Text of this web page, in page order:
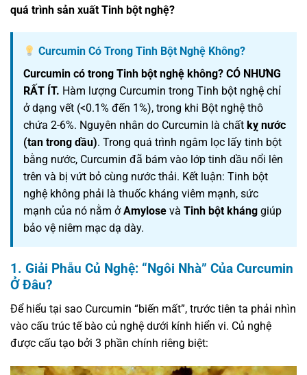
quá trình sản xuất Tinh bột nghệ?
Curcumin Có Trong Tinh Bột Nghệ Không?
Curcumin có trong Tinh bột nghệ không? CÓ NHƯNG
RẤT ÍT. Hàm lượng Curcumin trong Tinh bột nghệ chỉ
ở dạng vết (<0.1% đến 1%), trong khi Bột nghệ thô
chứa 2-6%. Nguyên nhân do Curcumin là chất kỵ nước
(tan trong dầu). Trong quá trình ngâm lọc lấy tinh bột
bằng nước, Curcumin đã bám vào lớp tinh dầu nổi lên
trên và bị vứt bỏ cùng nước thải. Kết luận: Tinh bột
nghệ không phải là thuốc kháng viêm mạnh, sức
mạnh của nó nằm ởAmylose và Tinh bột kháng giúp
bảo vệ niêm mạc dạ dày.
1. Giải Phẫu Củ Nghệ: “Ngôi Nhà” Của Curcumin
Ở Đâu?
Để hiểu tại sao Curcumin “biến mất”, trước tiên ta phải nhìn
vào cấu trúc tế bào củ nghệ dưới kính hiển vi. Củ nghệ
được cấu tạo bởi 3 phần chính riêng biệt: